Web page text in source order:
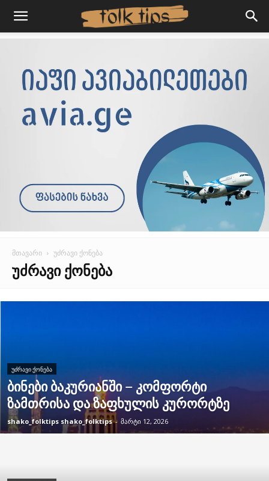
მთავარი უძრავი ქონება
ᲣᲫᲠᲐᲕᲘ ᲥᲝᲜᲔᲑᲐ
ᲣᲫᲠᲐᲕᲘ ᲥᲝᲜᲔᲑᲐ
ბინები ბაკურიანში – კომფორტი
ზამთრისა და ზაფხულის კურორტზე
shako_folktips shako_folktips - მარტი 12, 2026